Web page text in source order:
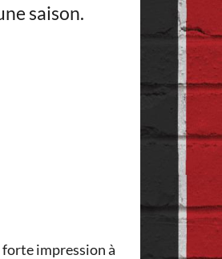
saison.
impression à